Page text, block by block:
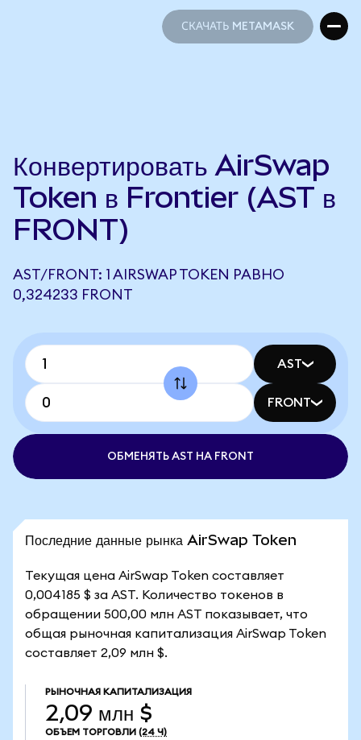
СКАЧАТЬ METAMASK
Конвертировать AirSwap
Token в Frontier (AST в
FRONT)
AST/FRONT: 1 AIRSWAP TOKEN РАВНО
0,324233 FRONT
AST
FRONT
ОБМЕНЯТЬ AST НА FRONT
Последние данные рынка AirSwap Token
Текущая цена AirSwap Token составляет
0,004185 $ за AST. Количество токенов в
обращении 500,00 млн AST показывает, что
общая рыночная капитализация AirSwap Token
составляет 2,09 млн $.
РЫНОЧНАЯ КАПИТАЛИЗАЦИЯ
2,09 млн $
ОБЪЕМ ТОРГОВЛИ (24 Ч)